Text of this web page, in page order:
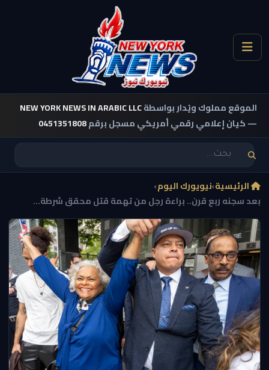
الموقع مملوك ويُدار بواسطةNEW YORK NEWS IN ARABIC LLC
— كيان إعلامي رقمي أمريكي مسجل برقم0451351808
الرئيسية›نيويورك اليوم›
بعد سجنه ربع قرن.. براءة رجل من تهمة قتل محقق شرطة...